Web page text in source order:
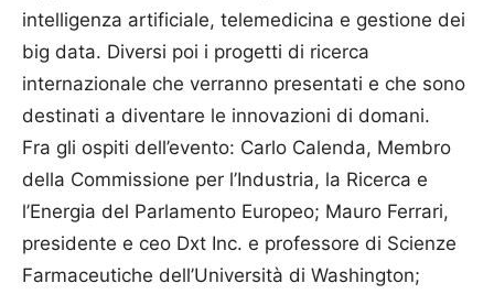
intelligenza artificiale, telemedicina e gestione dei
big data. Diversi poi i progetti di ricerca
internazionale che verranno presentati e che sono
destinati a diventare le innovazioni di domani.
Fra gli ospiti dell’evento: Carlo Calenda, Membro
della Commissione per l’Industria, la Ricerca e
l’Energia del Parlamento Europeo; Mauro Ferrari,
presidente e ceo Dxt Inc. e professore di Scienze
Farmaceutiche dell’Università di Washington;